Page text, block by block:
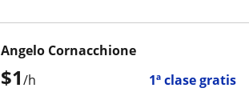
$1/h 1ª clase gratis
Angelo Cornacchione